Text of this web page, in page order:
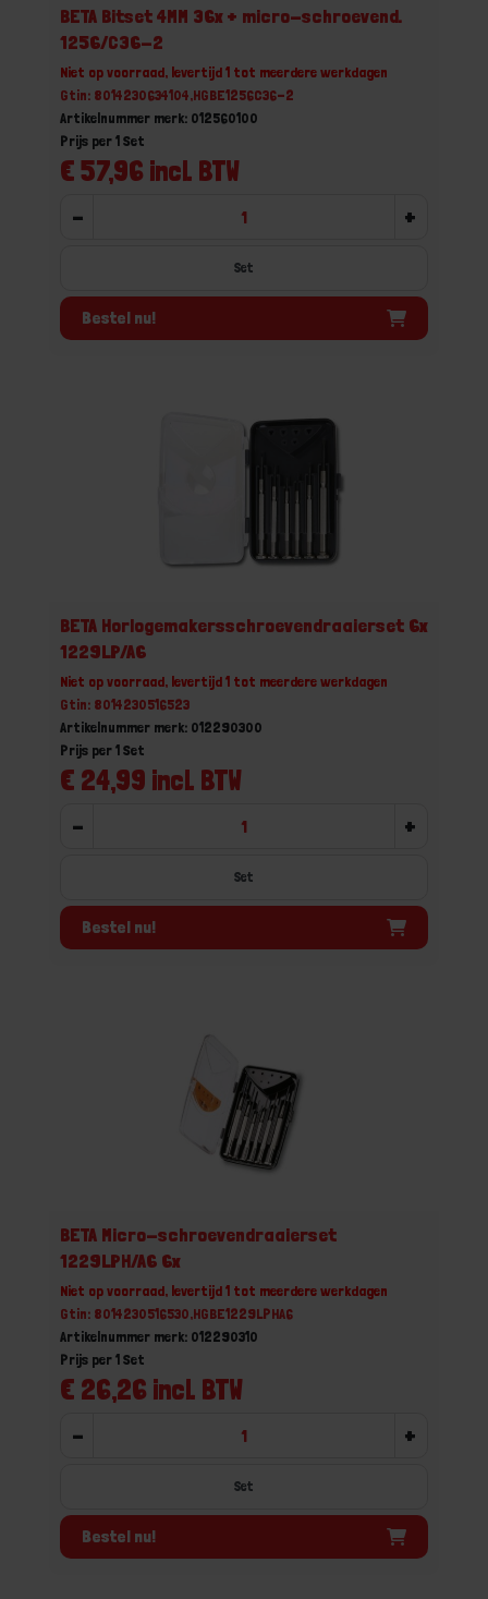
BETA Bitset 4MM 36x + micro-schroevend.
1256/C36-2
Niet op voorraad, levertijd 1 tot meerdere werkdagen
Gtin: 8014230634104,HGBE1256C36-2
Artikelnummer merk: 012560100
€ 57,96 incl. BTW
Prijs per 1 Set
- +
Set
Bestel nu!
BETA Horlogemakersschroevendraaierset 6x
1229LP/A6
Niet op voorraad, levertijd 1 tot meerdere werkdagen
Gtin: 8014230516523
Artikelnummer merk: 012290300
€ 24,99 incl. BTW
Prijs per 1 Set
- +
Set
Bestel nu!
BETA Micro-schroevendraaierset
1229LPH/A6 6x
Niet op voorraad, levertijd 1 tot meerdere werkdagen
Gtin: 8014230516530,HGBE1229LPHA6
Artikelnummer merk: 012290310
€ 26,26 incl. BTW
Prijs per 1 Set
- +
Set
Bestel nu!